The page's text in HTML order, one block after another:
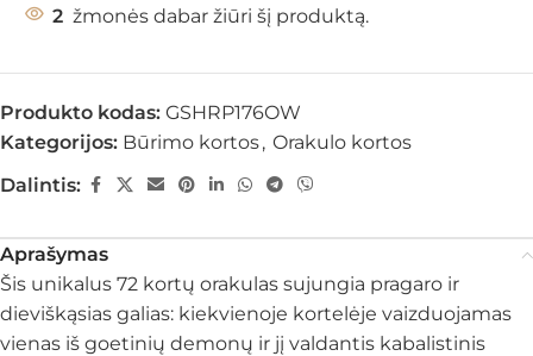
2 žmonės dabar žiūri šį produktą.
Produkto kodas: GSHRP176OW
Kategorijos: Būrimo kortos, Orakulo kortos
Dalintis:
Aprašymas
Šis unikalus 72 kortų orakulas sujungia pragaro ir
dieviškąsias galias: kiekvienoje kortelėje vaizduojamas
vienas iš goetinių demonų ir jį valdantis kabalistinis